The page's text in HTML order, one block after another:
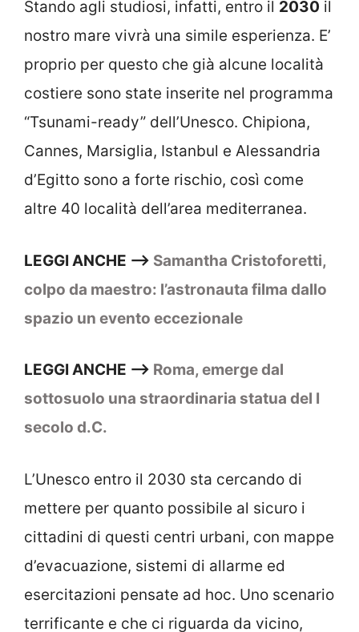
Stando agli studiosi, infatti, entro il 2030 il
nostro mare vivrà una simile esperienza. E’
proprio per questo che già alcune località
costiere sono state inserite nel programma
“Tsunami-ready” dell’Unesco. Chipiona,
Cannes, Marsiglia, Istanbul e Alessandria
d’Egitto sono a forte rischio, così come
altre 40 località dell’area mediterranea.
LEGGI ANCHE –> Samantha Cristoforetti,
colpo da maestro: l’astronauta filma dallo
spazio un evento eccezionale
LEGGI ANCHE –> Roma, emerge dal
sottosuolo una straordinaria statua del I
secolo d.C.
L’Unesco entro il 2030 sta cercando di
mettere per quanto possibile al sicuro i
cittadini di questi centri urbani, con mappe
d’evacuazione, sistemi di allarme ed
esercitazioni pensate ad hoc. Uno scenario
terrificante e che ci riguarda da vicino,